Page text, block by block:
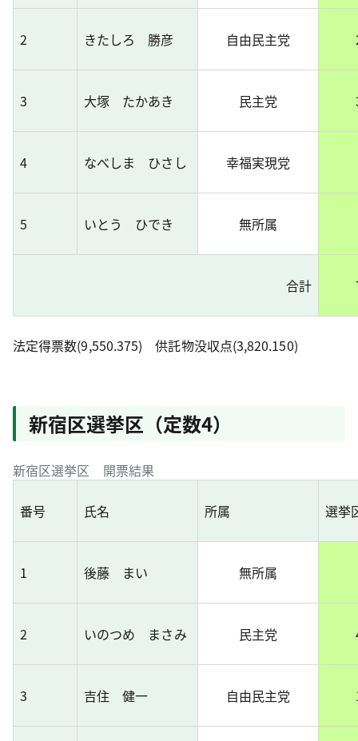
2 きたしろ 勝彦 自由民主党
3 大塚 たかあき 民主党
4 なべしま ひさし 幸福実現党
5 いとう ひでき 無所属
合計
法定得票数(9,550.375) 供託物没収点(3,820.150)
新宿区選挙区（定数4）
新宿区選挙区 開票結果
番号 氏名 所属 選挙
1 後藤 まい 無所属
2 いのつめ まさみ 民主党
3 吉住 健一 自由民主党